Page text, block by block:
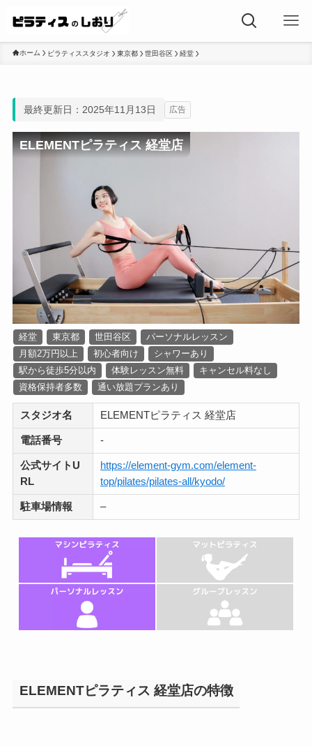
ホーム ピラティススタジオ 東京都 世田谷区 経堂
最終更新日：2025年11月13日 広告
ELEMENTピラティス 経堂店
経堂 東京都 世田谷区
パーソナルレッスン
月額2万円以上
初心者向け
シャワーあり
駅から徒歩5分以内
体験レッスン無料
キャンセル料なし
資格保持者多数
通い放題プランあり
スタジオ名 ELEMENTピラティス 経堂店
電話番号 -
公式サイトU
RL
https://element-gym.com/element-
top/pilates/pilates-all/kyodo/
駐車場情報 –
ELEMENTピラティス 経堂店の特徴